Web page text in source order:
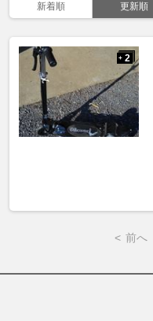
新着順 更新順
+ 2
< 前へ